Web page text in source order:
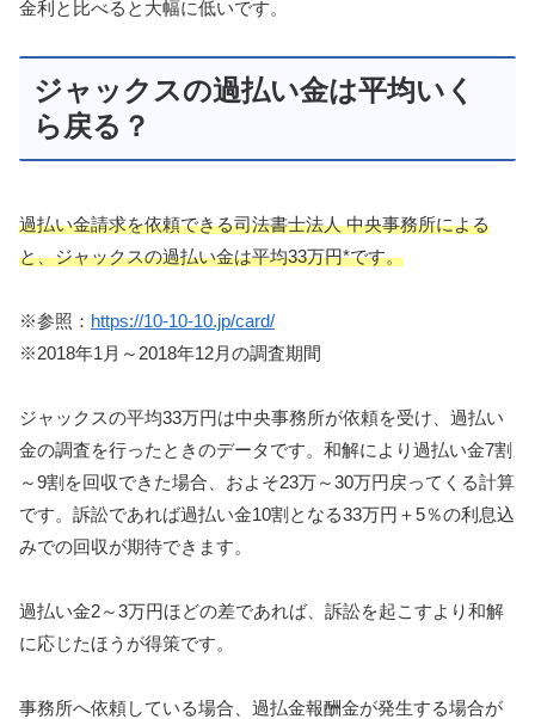
金利と比べると大幅に低いです。
ジャックスの過払い金は平均いく
ら戻る？
過払い金請求を依頼できる司法書士法人 中央事務所による
と、ジャックスの過払い金は平均33万円*です。
※参照： https://10-10-10.jp/card/
※2018年1月～2018年12月の調査期間
ジャックスの平均33万円は中央事務所が依頼を受け、過払い
金の調査を行ったときのデータです。和解により過払い金7割
～9割を回収できた場合、およそ23万～30万円戻ってくる計算
です。訴訟であれば過払い金10割となる33万円＋5％の利息込
みでの回収が期待できます。
過払い金2～3万円ほどの差であれば、訴訟を起こすより和解
に応じたほうが得策です。
事務所へ依頼している場合、過払金報酬金が発生する場合が